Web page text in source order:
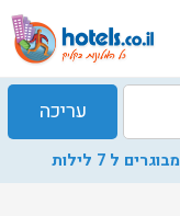
עריכה